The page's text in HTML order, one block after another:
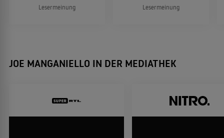
Lesermeinung Lesermeinung
JOE MANGANIELLO IN DER MEDIATHEK